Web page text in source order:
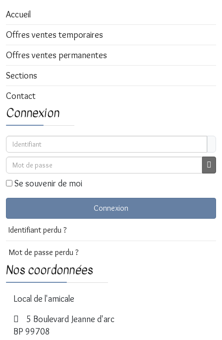
Accueil
Offres ventes temporaires
Offres ventes permanentes
Sections
Contact
Connexion
Identifiant
Mot de passe
Se souvenir de moi
Connexion
Identifiant perdu ?
Mot de passe perdu ?
Nos coordonnées
Local de l'amicale
5 Boulevard Jeanne d'arc
BP 99708